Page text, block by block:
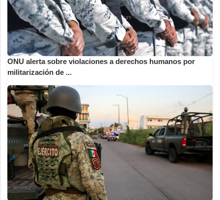
ONU alerta sobre violaciones a derechos humanos por
militarización de ...